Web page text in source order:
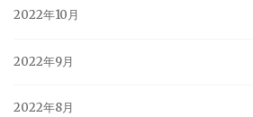
2022年10月
2022年9月
2022年8月